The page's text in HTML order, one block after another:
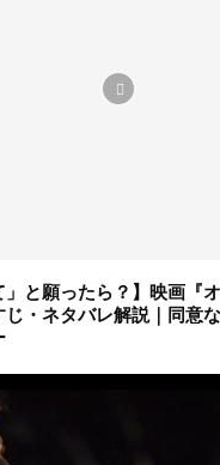
」と願ったら？】映画『
・ネタバレ解説｜同意